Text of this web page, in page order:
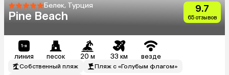
Белек, Турция
Pine Beach
9.7
65 отзывов
линия песок 20 м 33 км везде
Собственный пляж
Пляж с «Голубым флагом»